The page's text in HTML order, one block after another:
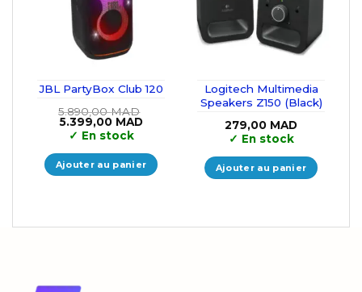
JBL PartyBox Club 120
5.890,00MAD
Le
prix
initial
était :
5.890,00 MAD.
5.399,00 MADLe
est :
5.399,00 MAD.
✓ En stock
Ajouter au panier
Logitech Multimedia
Speakers Z150 (Black)
279,00 MAD
✓ En stock
Ajouter au panier